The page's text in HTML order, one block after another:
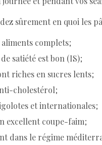
sûrement en quoi les
complets ;
satiété est bon (IS) ;
riches en sucres lents ;
cholestérol ;
et internationales ;
excellent coupe-faim ;
dans le régime